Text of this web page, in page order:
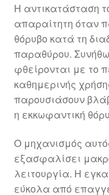
Η αντικατάσταση
απαραίτητη όταν
θόρυβο κατά τη
παραθύρου.
φθείρονται με το
καθημερινής
παρουσιάσουν
η εκκωφαντική
Ο μηχανισμός
εξασφαλίσει
λειτουργία. Η
εύκολα από